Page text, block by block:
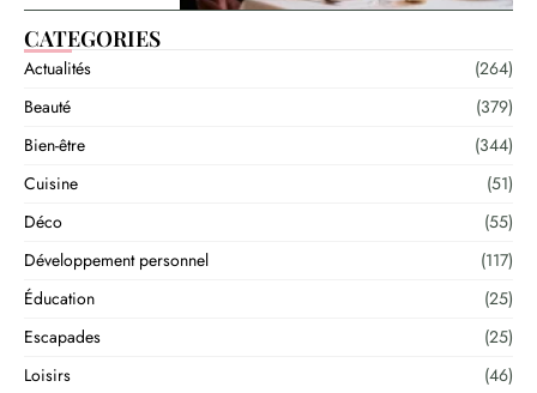
CATEGORIES
Actualités
(264)
Beauté
(379)
Bien-être
(344)
Cuisine
(51)
Déco
(55)
Développement personnel
(117)
Éducation
(25)
Escapades
(25)
Loisirs
(46)